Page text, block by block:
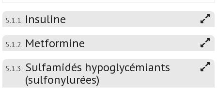
5.1.1. Insuline
5.1.2. Metformine
5.1.3. Sulfamidés hypoglycémiants
(sulfonylurées)